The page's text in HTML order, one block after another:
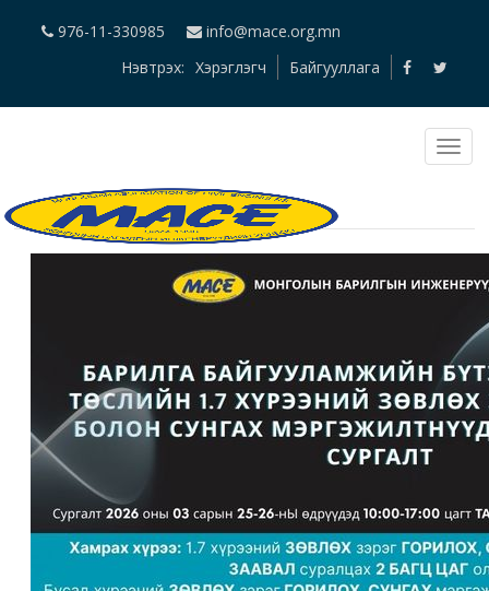
976-11-330985
info@mace.org.mn
Нэвтрэх: Хэрэглэгч Байгууллага